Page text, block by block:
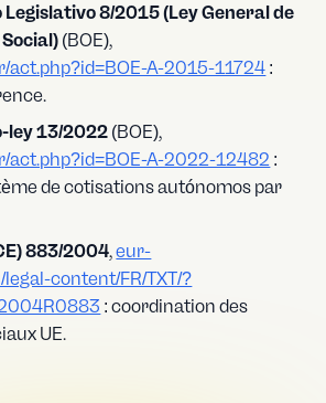
Legislativo 8/2015 (Ley General de
(BOE),
act.php?id=BOE-A-2015-11724 :
ley 13/2022 (BOE),
act.php?id=BOE-A-2022-12482 :
de cotisations autónomos par
883/2004,eur-
legal-content/FR/TXT/?
: coordination des
UE.